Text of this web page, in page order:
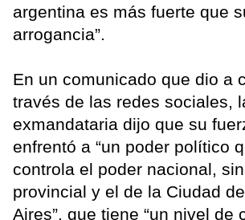
argentina es más fuerte que
arrogancia”.
En un comunicado que dio a
través de las redes sociales,
exmandataria dijo que su
enfrentó a “un poder político
controla el poder nacional,
provincial y el de la Ciudad
Aires”, que tiene “un nivel de